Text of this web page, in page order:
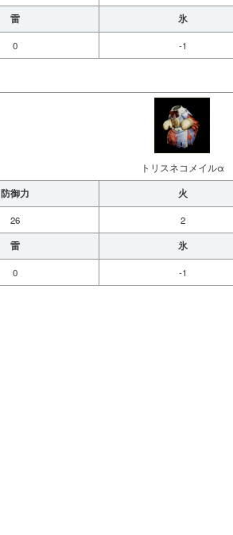
雷 氷
0 -1
トリスネコメイルα
防御力 火
26 2
雷 氷
0 -1